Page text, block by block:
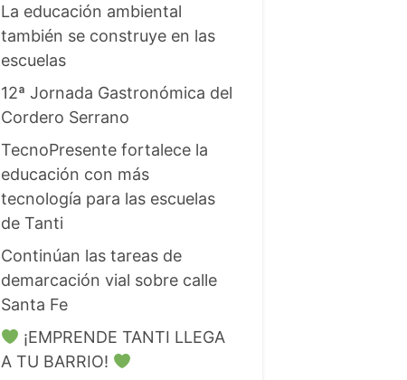
La educación ambiental
también se construye en las
escuelas
12ª Jornada Gastronómica del
Cordero Serrano
TecnoPresente fortalece la
educación con más
tecnología para las escuelas
de Tanti
Continúan las tareas de
demarcación vial sobre calle
Santa Fe
¡EMPRENDE TANTI LLEGA
A TU BARRIO!